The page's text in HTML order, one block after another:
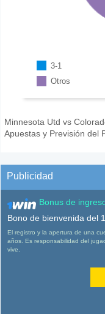
3-1
Otros
Minnesota Utd vs
Apuestas y Previsión del
Publicidad
Bonus de
Bono de bienvenida del
El registro y la apertura de una
años. Es responsabilidad del
vive.